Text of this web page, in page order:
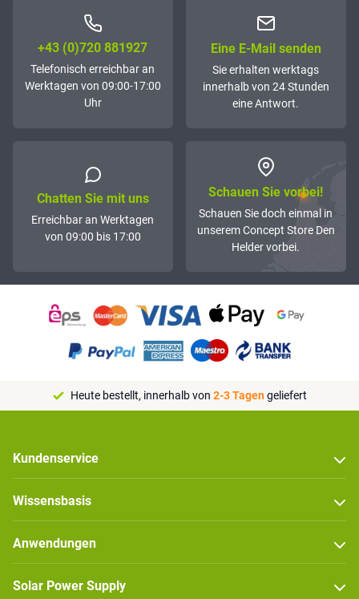
+43 (0)72­0 881927
Telefonisch erreichbar an
Werktagen von 09:00-17:00
Uhr
Eine E-Mail senden
Sie erhalten werktags
innerhalb von 24 Stunden
eine Antwort.
Chatten Sie mit uns
Erreichbar an Werktagen
von 09:00 bis 17:00
Schauen Sie vorbei!
Schauen Sie doch einmal in
unserem Concept Store Den
Helder vorbei.
Heute bestellt, innerhalb von 2-3 Tagengeliefert
Kundenservice
Wissensbasis
Anwendungen
Solar Power Supply